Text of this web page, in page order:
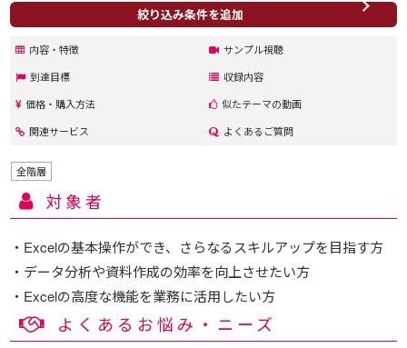
絞り込み条件を追加
内容・特徴
サンプル視聴
到達目標
収録内容
価格・購入方法
似たテーマの動画
関連サービス
よくあるご質問
全階層
対象者
・Excelの基本操作ができ、さらなるスキルアップを目指す方
・データ分析や資料作成の効率を向上させたい方
・Excelの高度な機能を業務に活用したい方
よくあるお悩み・ニーズ